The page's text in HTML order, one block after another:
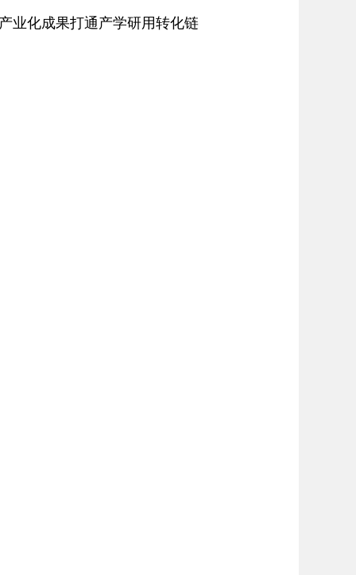
业化成果打通产学研用转化链